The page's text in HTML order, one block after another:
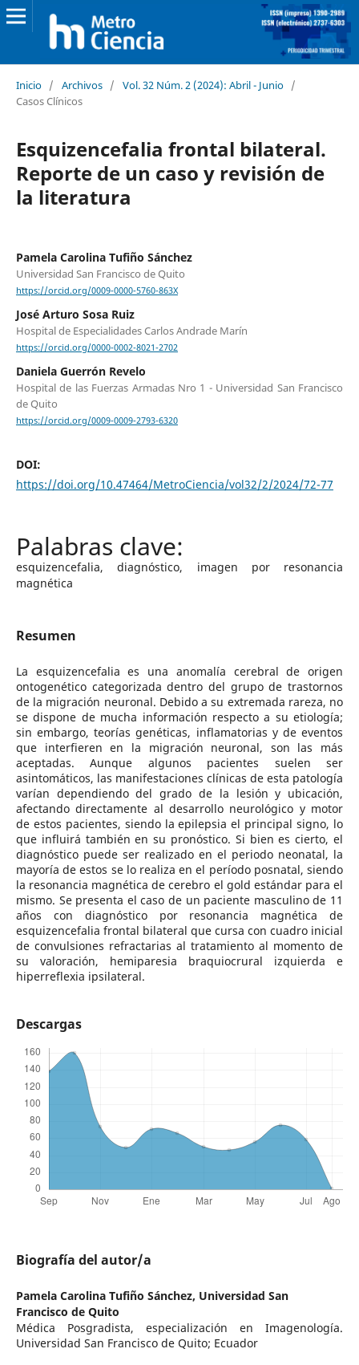
Inicio / Archivos / Vol. 32 Núm. 2 (2024): Abril - Junio /
Casos Clínicos
Esquizencefalia frontal bilateral.
Reporte de un caso y revisión de
la literatura
Pamela Carolina Tufiño Sánchez
Universidad San Francisco de Quito
https://orcid.org/0009-0000-5760-863X
José Arturo Sosa Ruiz
Hospital de Especialidades Carlos Andrade Marín
https://orcid.org/0000-0002-8021-2702
Daniela Guerrón Revelo
Hospital de las Fuerzas Armadas Nro 1 - Universidad San Francisco
de Quito
https://orcid.org/0009-0009-2793-6320
DOI:
https://doi.org/10.47464/MetroCiencia/vol32/2/2024/72-77
esquizencefalia, diagnóstico, imagen por resonancia
magnética
Resumen
La esquizencefalia es una anomalía cerebral de origen
ontogenético categorizada dentro del grupo de trastornos
de la migración neuronal. Debido a su extremada rareza, no
se dispone de mucha información respecto a su etiología;
sin embargo, teorías genéticas, inflamatorias y de eventos
que interfieren en la migración neuronal, son las más
aceptadas. Aunque algunos pacientes suelen ser
asintomáticos, las manifestaciones clínicas de esta patología
varían dependiendo del grado de la lesión y ubicación,
afectando directamente al desarrollo neurológico y motor
de estos pacientes, siendo la epilepsia el principal signo, lo
que influirá también en su pronóstico. Si bien es cierto, el
diagnóstico puede ser realizado en el periodo neonatal, la
mayoría de estos se lo realiza en el período posnatal, siendo
la resonancia magnética de cerebro el gold estándar para el
mismo. Se presenta el caso de un paciente masculino de 11
años con diagnóstico por resonancia magnética de
esquizencefalia frontal bilateral que cursa con cuadro inicial
de convulsiones refractarias al tratamiento al momento de
su valoración, hemiparesia braquiocrural izquierda e
hiperreflexia ipsilateral.
Descargas
Biografía del autor/a
Pamela Carolina Tufiño Sánchez, Universidad San
Francisco de Quito
Médica Posgradista, especialización en Imagenología.
Universidad San Francisco de Quito; Ecuador